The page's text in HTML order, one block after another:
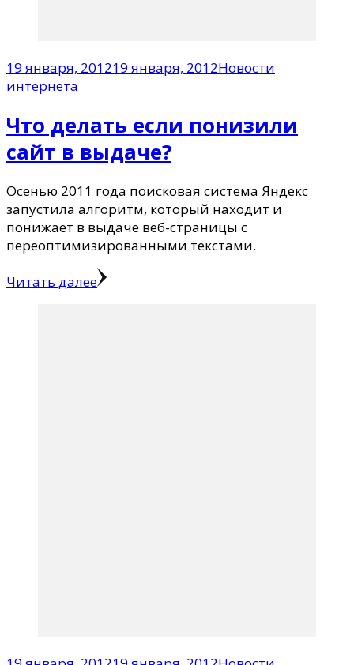
19 января, 201219 января, 2012Новости
интернета
Что делать если понизили
сайт в выдаче?
Осенью 2011 года поисковая система Яндекс
запустила алгоритм, который находит и
понижает в выдаче веб-страницы с
переоптимизированными текстами.
Читать далее